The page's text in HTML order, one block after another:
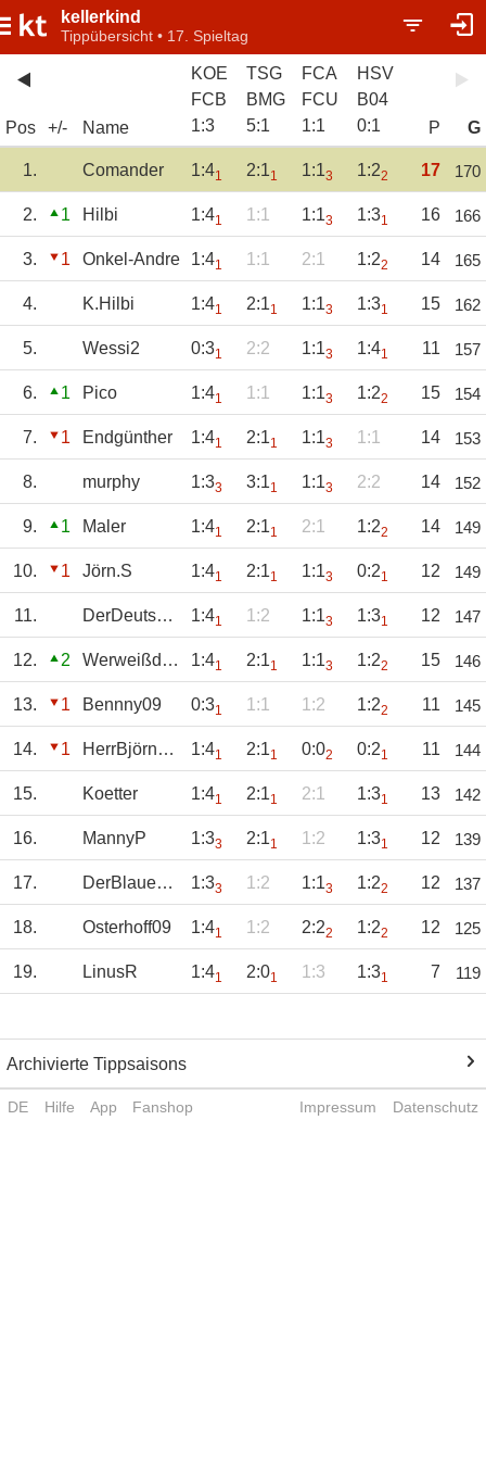
kellerkind
Tippübersicht • 17. Spieltag
Pos +/- Name
KOE
FCB
1:3
TSG
BMG
5:1
FCA
FCU
1:1
HSV
B04
0:1 P G
1. Comander 1:41 2:11 1:13 1:22 17 170
2. 1 Hilbi 1:41 1:1 1:13 1:31 16 166
3. 1 Onkel-Andre 1:41 1:1 2:1 1:22 14 165
4. K.Hilbi 1:41 2:11 1:13 1:31 15 162
5. Wessi2 0:31 2:2 1:13 1:41 11 157
6. 1 Pico 1:41 1:1 1:13 1:22 15 154
7. 1 Endgünther 1:41 2:11 1:13 1:1 14 153
8. murphy 1:33 3:11 1:13 2:2 14 152
9. 1 Maler 1:41 2:11 2:1 1:22 14 149
10. 1 Jörn.S 1:41 2:11 1:13 0:21 12 149
11. DerDeutsche 1:41 1:2 1:13 1:31 12 147
12. 2 Werweißdasschon 1:41 2:11 1:13 1:22 15 146
13. 1 Bennny09 0:31 1:1 1:2 1:22 11 145
14. 1 HerrBjörnsen 1:41 2:11 0:02 0:21 11 144
15. Koetter 1:41 2:11 2:1 1:31 13 142
16. MannyP 1:33 2:11 1:2 1:31 12 139
17. DerBlauePeter 1:33 1:2 1:13 1:22 12 137
18. Osterhoff09 1:41 1:2 2:22 1:22 12 125
19. LinusR 1:41 2:01 1:3 1:31 7 119
Archivierte Tippsaisons
DE Hilfe App Fanshop Impressum Datenschutz